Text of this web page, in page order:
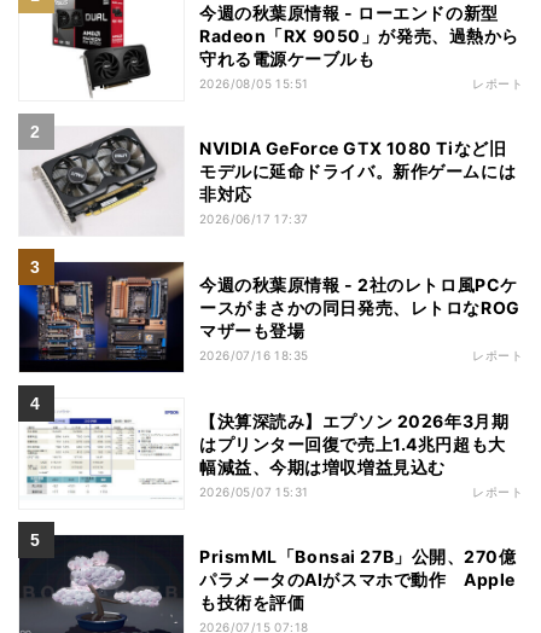
今週の秋葉原情報 - ローエンドの新型
Radeon「RX 9050」が発売、過熱から
守れる電源ケーブルも
2026/08/05 15:51 レポート
NVIDIA GeForce GTX 1080 Tiなど旧
モデルに延命ドライバ。新作ゲームには
非対応
2026/06/17 17:37
今週の秋葉原情報 - 2社のレトロ風PCケ
ースがまさかの同日発売、レトロなROG
マザーも登場
2026/07/16 18:35 レポート
【決算深読み】エプソン 2026年3月期
はプリンター回復で売上1.4兆円超も大
幅減益、今期は増収増益見込む
2026/05/07 15:31 レポート
PrismML「Bonsai 27B」公開、270億
パラメータのAIがスマホで動作 Apple
も技術を評価
2026/07/15 07:18